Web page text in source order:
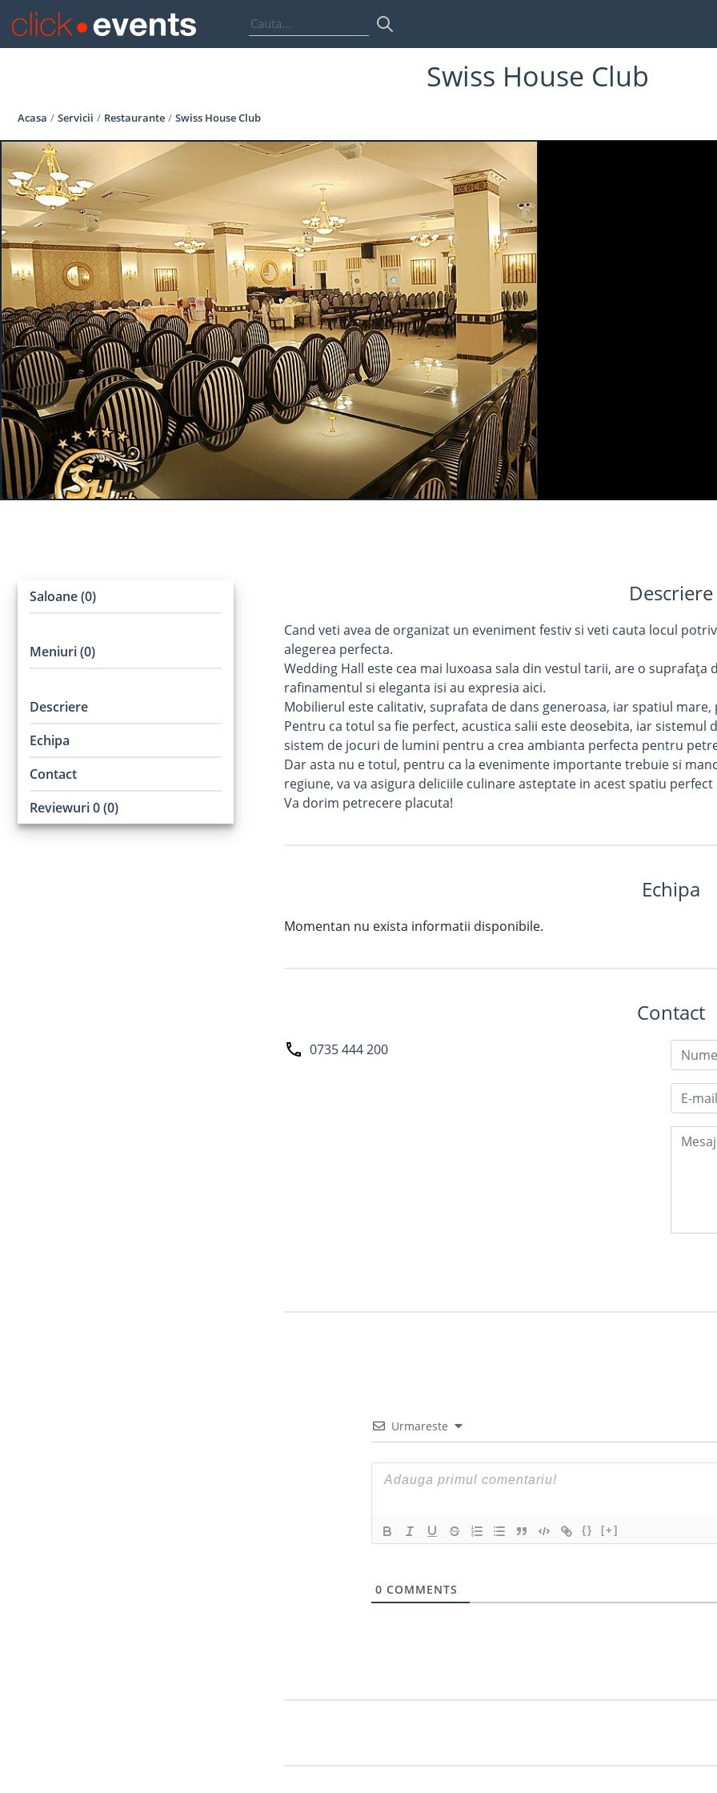
Swiss House Club
Acasa Servicii Restaurante Swiss House Club
Saloane (0)
Meniuri (0)
Descriere
Echipa
Contact
Reviewuri 0 (0)
Descriere
Cand veti avea de organizat un eveniment festiv si veti cauta locul
alegerea perfecta.
Wedding Hall este cea mai luxoasa sala din vestul tarii, are o suprafaţa
rafinamentul si eleganta isi au expresia aici.
Mobilierul este calitativ, suprafata de dans generoasa, iar spatiul
Pentru ca totul sa fie perfect, acustica salii este deosebita, iar
sistem de jocuri de lumini pentru a crea ambianta perfecta pentru
Dar asta nu e totul, pentru ca la evenimente importante trebuie si
regiune, va va asigura deliciile culinare asteptate in acest spatiu
Va dorim petrecere placuta!
Echipa
Momentan nu exista informatii disponibile.
Contact
0735 444 200
Urmareste
{} [+]
0 COMMENTS